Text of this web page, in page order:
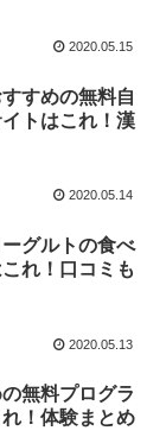
2020.05.15
すめの無料自
トはこれ！漢
2020.05.14
グルトの食べ
れ！口コミも
2020.05.13
無料プログラ
！体験まとめ